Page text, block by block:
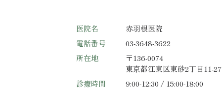
医院名
赤羽根医院
電話番号
03-3648-3622
所在地
〒136-0074
東京都江東区東砂2丁目11-27
診療時間
9:00-12:30 / 15:00-18:00